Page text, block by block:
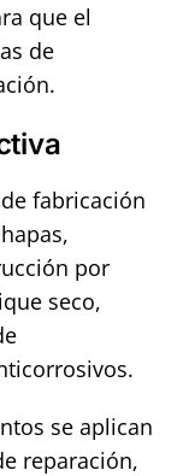
que el
de
fabricación
por
seco,
se aplican
reparación,